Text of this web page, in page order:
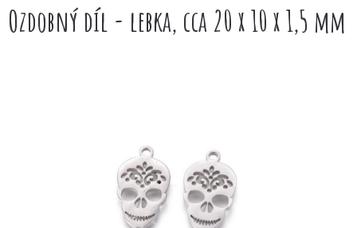
Ozdobný díl - lebka, cca 20 x 10 x 1,5 mm